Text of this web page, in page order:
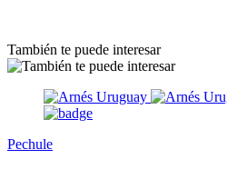
También te puede interesar
Pechule